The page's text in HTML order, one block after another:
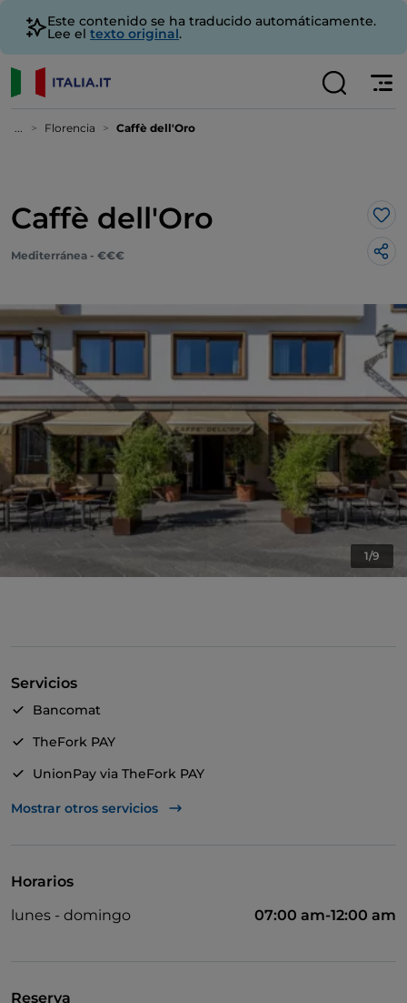
Este contenido se ha traducido automáticamente.
Lee el texto original.
... Florencia Caffè dell'Oro
Caffè dell'Oro Me
Mediterránea - €€€
1/9
Servicios
Bancomat
TheFork PAY
UnionPay via TheFork PAY
Acceso para inválidos
Mostrar otros servicios
Horarios
lunes - domingo
07:00 am-12:00 am
Reserva